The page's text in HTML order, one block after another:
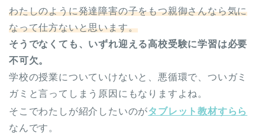
わたしのように発達障害の子をもつ親御さんなら気に
なって仕方ないと思います。
そうでなくても、いずれ迎える高校受験に学習は必要
不可欠。
学校の授業についていけないと、悪循環で、ついガミ
ガミと言ってしまう原因にもなりますよね。
そこでわたしが紹介したいのがタブレット教材すらら
なんです。